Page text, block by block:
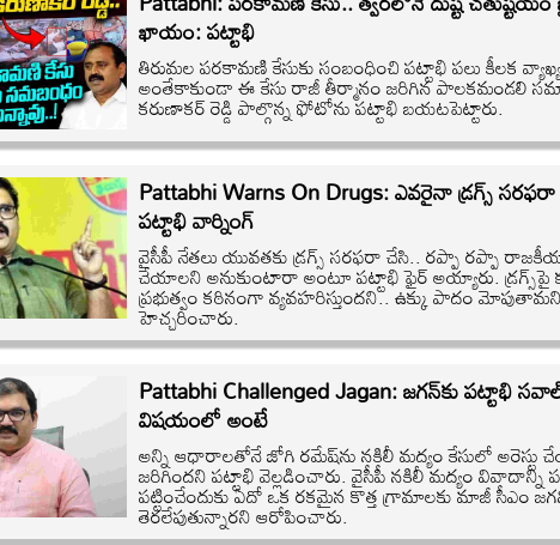
ఖాయం: పట్టాభి
తిరుమల పరకామణి కేసుకు సంబంధించి పట్టాభి పలు కీలక
అంతేకాకుండా ఈ కేసు రాజీ తీర్మానం జరిగిన పాలకమండలి
కరుణాకర్ రెడ్డి పాల్గొన్న ఫోటోను పట్టాభి బయటపెట్టారు.
Pattabhi Warns On Drugs: ఎవరైనా డ్రగ్స్
పట్టాభి వార్నింగ్
వైసీపీ నేతలు యువతకు డ్రగ్స్ సరఫరా చేసి.. రప్పా రప్పా
చేయాలని అనుకుంటారా అంటూ పట్టాభి ఫైర్ అయ్యారు.
ప్రభుత్వం కఠినంగా వ్యవహరిస్తుందని.. ఉక్కు పాదం
హెచ్చరించారు.
Pattabhi Challenged Jagan: జగన్‌కు పట్టాభి
విషయంలో అంటే
అన్ని ఆధారాలతోనే జోగి రమేష్‌ను నకిలీ మద్యం కేసులో అరెస్టు
జరిగిందని పట్టాభి వెల్లడించారు. వైసీపీ నకిలీ మద్యం వివాదాన్ని
పట్టించేందుకు ఏదో ఒక రకమైన కొత్త గ్రామాలకు మాజీ సీఎం
తెరలేపుతున్నారని ఆరోపించారు.